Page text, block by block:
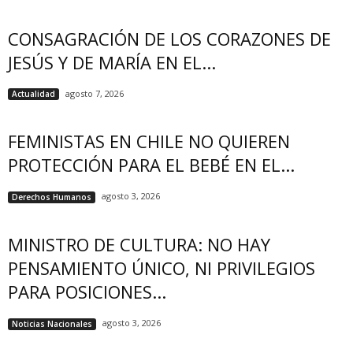
CONSAGRACIÓN DE LOS CORAZONES DE
JESÚS Y DE MARÍA EN EL...
Actualidad agosto 7, 2026
FEMINISTAS EN CHILE NO QUIEREN
PROTECCIÓN PARA EL BEBÉ EN EL...
Derechos Humanos agosto 3, 2026
MINISTRO DE CULTURA: NO HAY
PENSAMIENTO ÚNICO, NI PRIVILEGIOS
PARA POSICIONES...
Noticias Nacionales agosto 3, 2026